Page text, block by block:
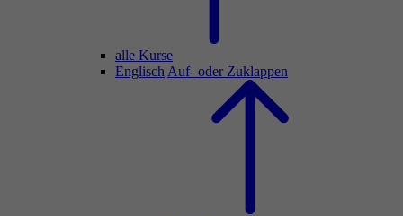
alle Kurse
Englisch Auf- oder Zuklappen